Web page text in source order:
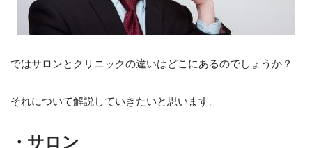
ではサロンとクリニックの違いはどこにあるのでしょうか？
それについて解説していきたいと思います。
・サロン